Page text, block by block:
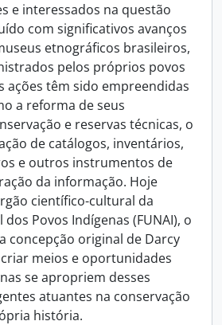
e interessados na questão
com significativos avanços
etnográficos brasileiros,
pelos próprios povos
ações têm sido empreendidas
a reforma de seus
e reservas técnicas, o
de catálogos, inventários,
e outros instrumentos de
da informação. Hoje
científico-cultural da
Povos Indígenas (FUNAI), o
concepção original de Darcy
meios e oportunidades
se apropriem desses
atuantes na conservação
história.